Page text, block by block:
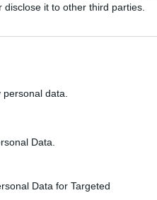
disclose it to other third parties.
data.
Data.
Data for Targeted
ja